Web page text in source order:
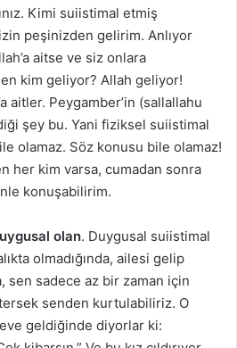
Kimi suiistimal etmiş
peşinizden gelirim. Anlıyor
aitse ve siz onlara
kim geliyor? Allah geliyor!
aitler. Peygamber’in (sallallahu
şey bu. Yani fiziksel suiistimal
olamaz. Söz konusu bile olamaz!
her kim varsa, cumadan sonra
konuşabilirim.
olan. Duygusal suiistimal
olmadığında, ailesi gelip
sen sadece az bir zaman için
senden kurtulabiliriz. O
geldiğinde diyorlar ki: